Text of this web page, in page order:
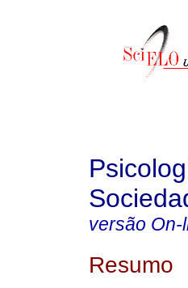
versão On-
Resumo